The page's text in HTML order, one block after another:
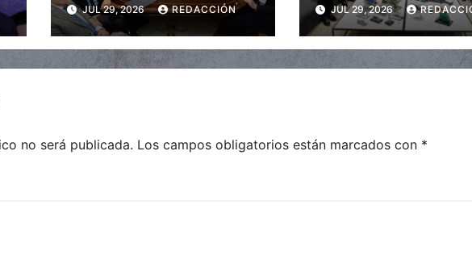
provincializar la
elección
JUL 29, 2026 REDACCIÓN
de mierda”
JUL 29, 2026
no será publicada. Los campos obligatorios están marcados con *